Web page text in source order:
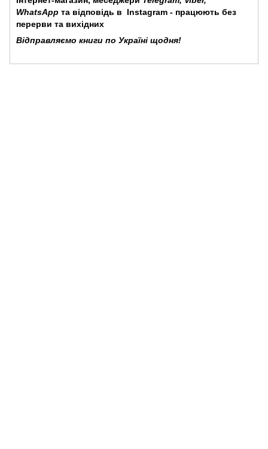
WhatsApp та відповідь в Instagram - працюють без
перерви та вихідних
Відправляємо книги по Україні щодня!